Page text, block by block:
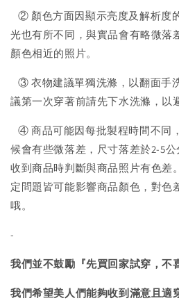
② 顏色方面因顯示亮度及解析度
光也有所不同，與實品會有略微落
顏色相近的照片。
③ 衣物建議單獨洗滌，以翻面手
議第一次穿著前請先下水洗滌，以
④ 商品可能因每批製程時間不同
候會有些微落差，尺寸落差於2-5
收到商品時判斷與商品照片有色差
定問題皆可能影響商品顏色，對色
哦。
-
我們並不鼓勵『先買回家試穿，不
我們希望美人們能夠收到滿意且適